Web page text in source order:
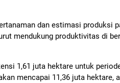
dan estimasi produksi
mendukung produktivitas di
1,61 juta hektare untuk
mencapai 11,36 juta hektare,